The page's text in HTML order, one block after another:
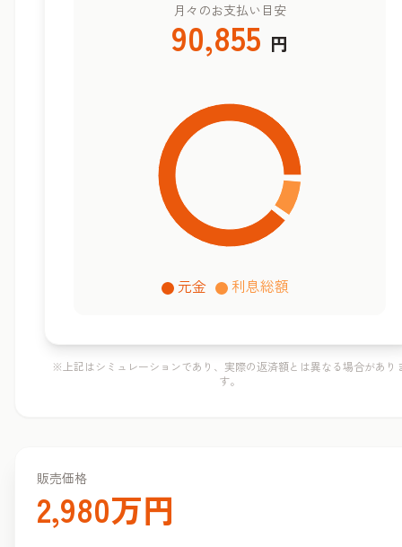
月々のお支払い目安
90,855 円
元金 利息総額
※上記はシミュレーションであり、実際の返済額とは異なる場合があり
す。
販売価格
2,980万円